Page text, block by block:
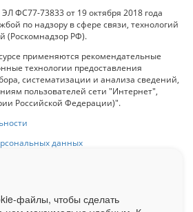
ФС77-73833 от 19 октября 2018 года
по надзору в сфере связи, технологий
(Роскомнадзор РФ).
применяются рекомендательные
технологии предоставления
систематизации и анализа сведений,
пользователей сети "Интернет",
Российской Федерации)".
данных
материала с данного сайта гипер-ссылка
обязательна.
файлы, чтобы сделать